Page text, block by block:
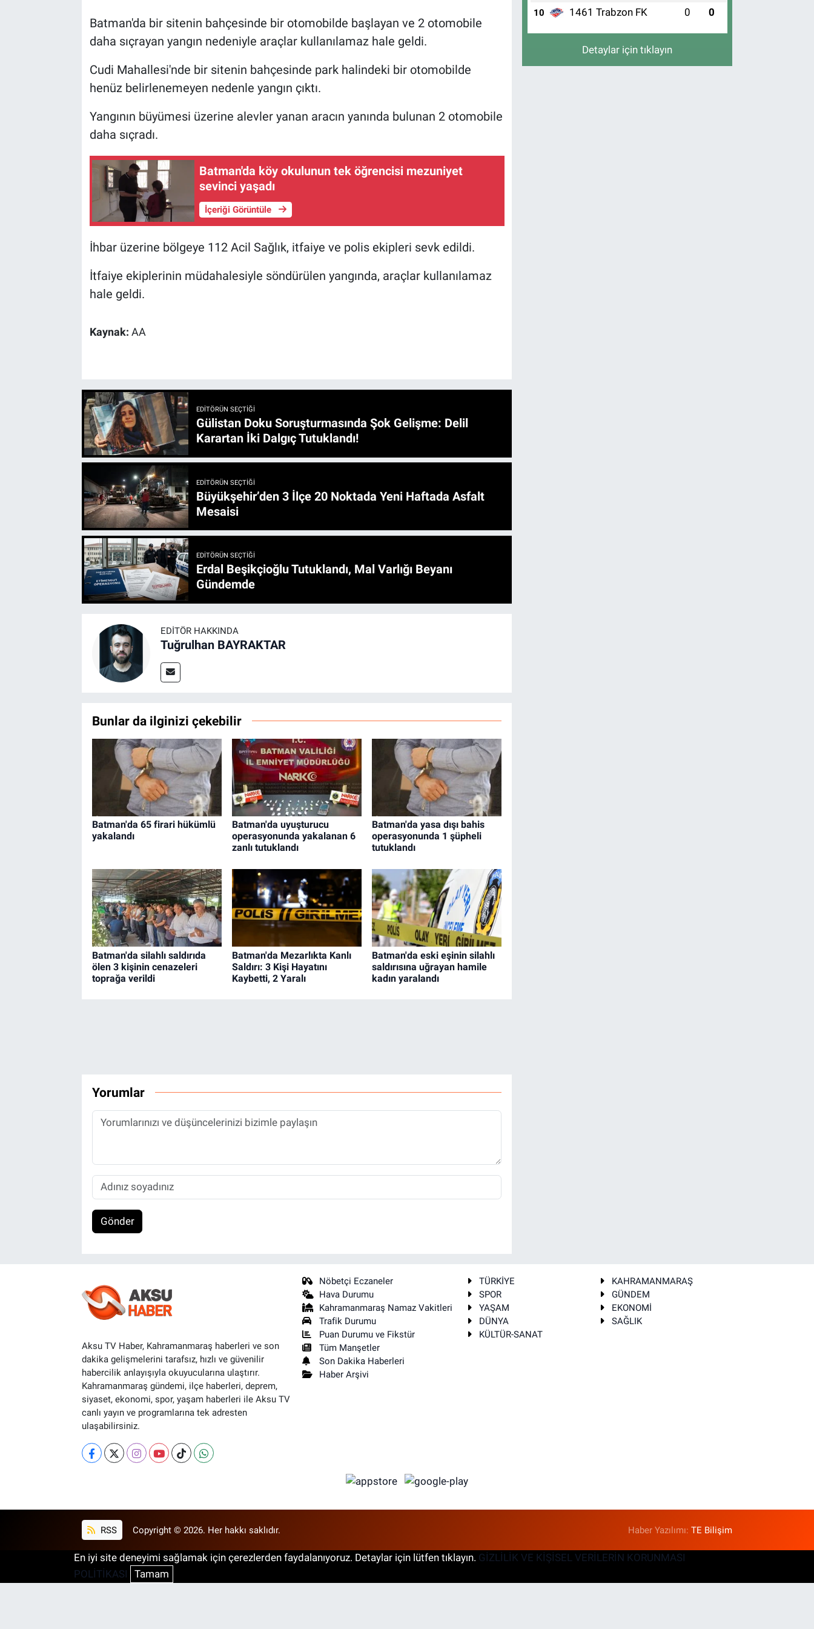
Batman'da bir sitenin bahçesinde bir otomobilde başlayan ve 2 otomobile
daha sıçrayan yangın nedeniyle araçlar kullanılamaz hale geldi.
Cudi Mahallesi'nde bir sitenin bahçesinde park halindeki bir otomobilde
henüz belirlenemeyen nedenle yangın çıktı.
Yangının büyümesi üzerine alevler yanan aracın yanında bulunan 2 otomobile
daha sıçradı.
Batman'da köy okulunun tek öğrencisi mezuniyet
sevinci yaşadı
İçeriği Görüntüle
İhbar üzerine bölgeye 112 Acil Sağlık, itfaiye ve polis ekipleri sevk edildi.
İtfaiye ekiplerinin müdahalesiyle söndürülen yangında, araçlar kullanılamaz
hale geldi.
Kaynak: AA
EDITÖRÜN SEÇTIĞI
Gülistan Doku Soruşturmasında Şok Gelişme: Delil
Karartan İki Dalgıç Tutuklandı!
EDITÖRÜN SEÇTIĞI
Büyükşehir’den 3 İlçe 20 Noktada Yeni Haftada Asfalt
Mesaisi
EDITÖRÜN SEÇTIĞI
Erdal Beşikçioğlu Tutuklandı, Mal Varlığı Beyanı
Gündemde
EDITÖR HAKKINDA
Tuğrulhan BAYRAKTAR
Bunlar da ilginizi çekebilir
Batman'da 65 firari hükümlü
yakalandı
Batman'da uyuşturucu
operasyonunda yakalanan 6
zanlı tutuklandı
Batman'da yasa dışı bahis
operasyonunda 1 şüpheli
tutuklandı
Batman'da silahlı saldırıda
ölen 3 kişinin cenazeleri
toprağa verildi
Batman'da Mezarlıkta Kanlı
Saldırı: 3 Kişi Hayatını
Kaybetti, 2 Yaralı
Batman'da eski eşinin silahlı
saldırısına uğrayan hamile
kadın yaralandı
Yorumlar
Gönder
10 1461 Trabzon FK 0 0
Detaylar için tıklayın
Aksu TV Haber, Kahramanmaraş haberleri ve son
dakika gelişmelerini tarafsız, hızlı ve güvenilir
habercilik anlayışıyla okuyucularına ulaştırır.
Kahramanmaraş gündemi, ilçe haberleri, deprem,
siyaset, ekonomi, spor, yaşam haberleri ile Aksu TV
canlı yayın ve programlarına tek adresten
ulaşabilirsiniz.
Nöbetçi Eczaneler
Hava Durumu
Kahramanmaraş Namaz Vakitleri
Trafik Durumu
Puan Durumu ve Fikstür
Tüm Manşetler
Son Dakika Haberleri
Haber Arşivi
TÜRKİYE
KAHRAMANMARAŞ
SPOR
GÜNDEM
YAŞAM
EKONOMİ
DÜNYA
SAĞLIK
KÜLTÜR-SANAT
RSS Copyright © 2026. Her hakkı saklıdır. Haber Yazılımı:TE Bilişim
En iyi site deneyimi sağlamak için çerezlerden faydalanıyoruz. Detaylar için lütfen tıklayın. GİZLİLİK VE KİŞİSEL VERİLERİN KORUNMASI
POLİTİKASI
Tamam